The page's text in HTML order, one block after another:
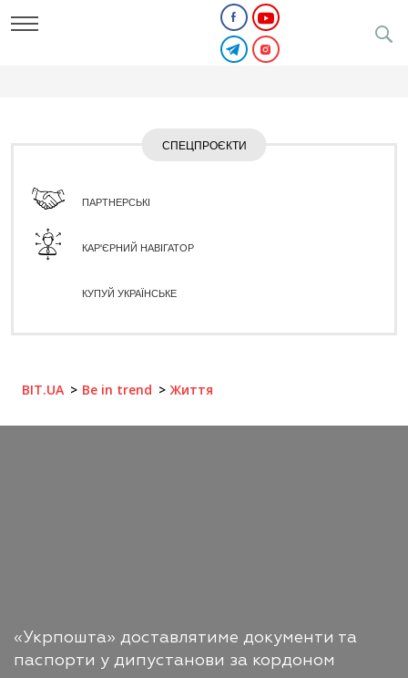
СПЕЦПРОЄКТИ
ПАРТНЕРСЬКІ
КАР'ЄРНИЙ НАВІГАТОР
КУПУЙ УКРАЇНСЬКЕ
BIT.UA Be in trend Життя
«Укрпошта» доставлятиме документи та
паспорти у дипустанови за кордоном